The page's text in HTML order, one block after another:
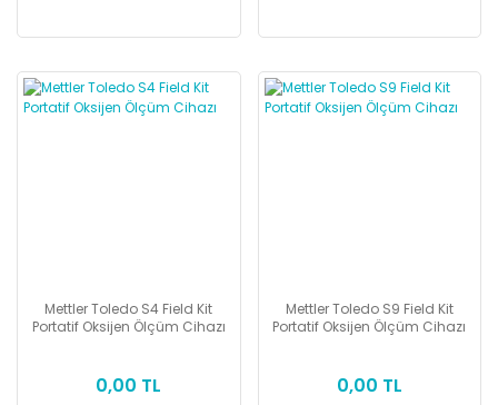
Mettler Toledo S4 Field Kit
Portatif Oksijen Ölçüm Cihazı
0,00 TL
Mettler Toledo S9 Field Kit
Portatif Oksijen Ölçüm Cihazı
0,00 TL